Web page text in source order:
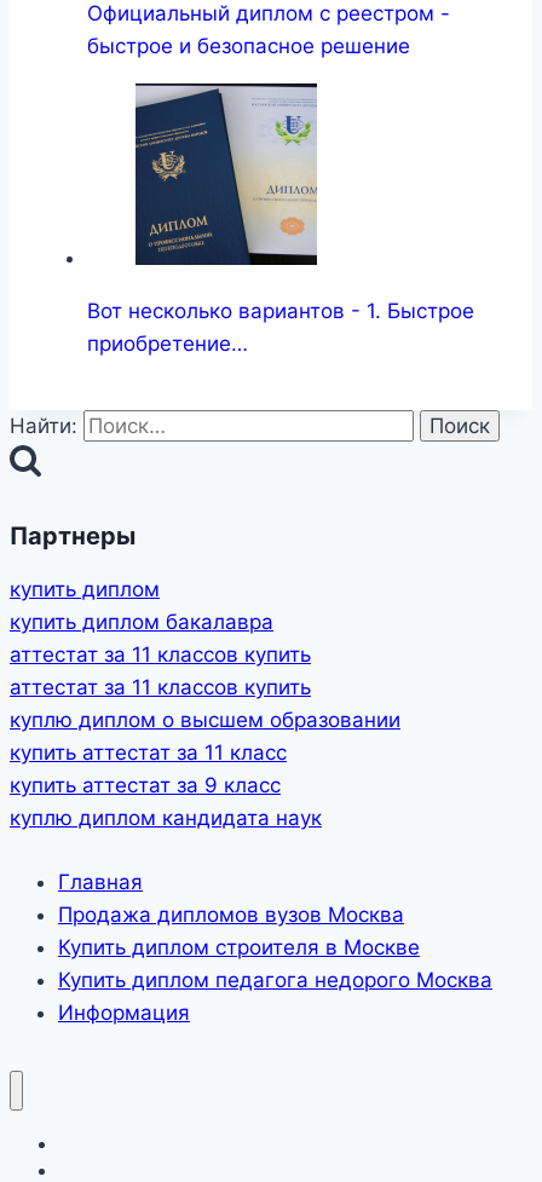
Официальный диплом с реестром -
быстрое и безопасное решение
Вот несколько вариантов - 1. Быстрое
приобретение…
Найти:
Партнеры
купить диплом
купить диплом бакалавра
аттестат за 11 классов купить
аттестат за 11 классов купить
куплю диплом о высшем образовании
купить аттестат за 11 класс
купить аттестат за 9 класс
куплю диплом кандидата наук
Главная
Продажа дипломов вузов Москва
Купить диплом строителя в Москве
Купить диплом педагога недорого Москва
Информация